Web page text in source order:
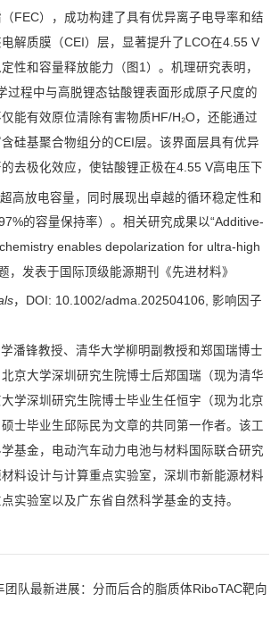
FEC），成功构建了具有优异离子电导率和结
解质膜（CEI）层，显著提升了LCO在4.55 V
性和容量释放能力（图1）。机理研究表明，
过程中与高脱锂态钴酸锂表面形成原子尺度的
能有效原位清除有害物质HF/H₂O，还能通过
硅基聚合物组分的CEI层。该界面层具有优异
去极化效应，使钴酸锂正极在4.55 V高电压下
高放电容量，同时展现出卓越的循环稳定性和
的容量保持率）。相关研究成果以“Additive-
enables depolarization for ultra-high
，发表于国际顶级能源期刊《先进材料》
，DOI: 10.1002/adma.202504106, 影响因子
潘锋教授、清华大学柳明副教授和郑国瑞博士
京大学深圳研究生院博士后郑国瑞（现为清华
学深圳研究生院博士毕业生任恒宇（现为北京
士毕业生邱际民为文章的共同第一作者。该工
基金，电动汽车动力电池与材料国际联合研究
料设计与计算重点实验室，深圳市新能源材料
实验室以及广东省自然科学基金的支持。
团队最新进展：分而后合的脂质体RiboTAC靶向